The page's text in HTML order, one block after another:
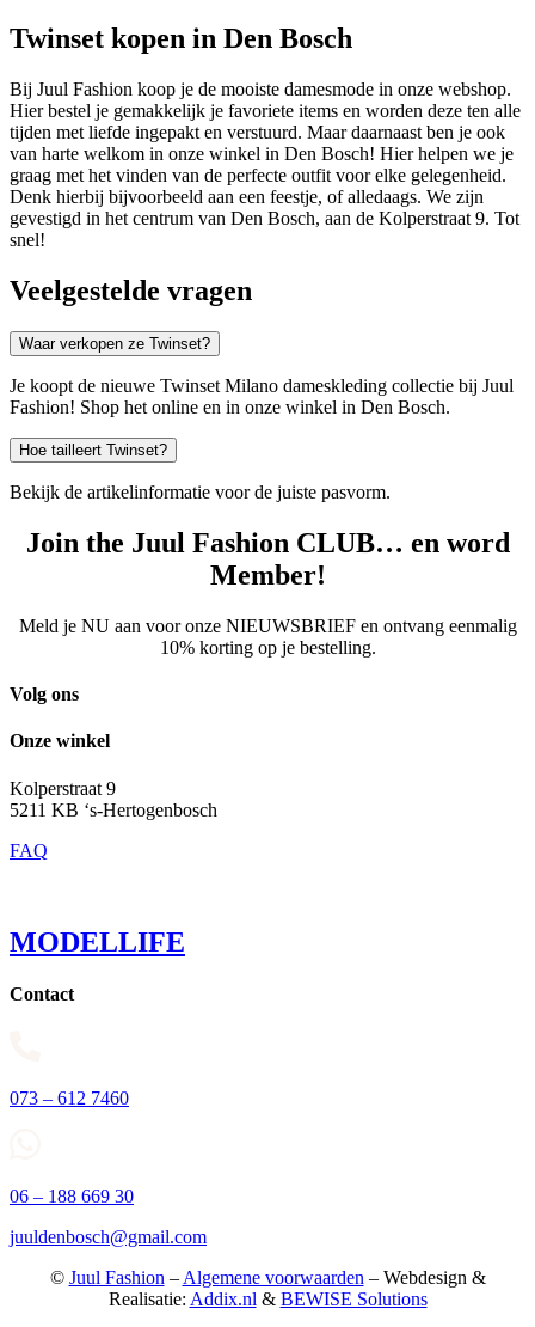
Twinset kopen in Den Bosch
Bij Juul Fashion koop je de mooiste damesmode in onze webshop.
Hier bestel je gemakkelijk je favoriete items en worden deze ten alle
tijden met liefde ingepakt en verstuurd. Maar daarnaast ben je ook
van harte welkom in onze winkel in Den Bosch! Hier helpen we je
graag met het vinden van de perfecte outfit voor elke gelegenheid.
Denk hierbij bijvoorbeeld aan een feestje, of alledaags. We zijn
gevestigd in het centrum van Den Bosch, aan de Kolperstraat 9. Tot
snel!
Veelgestelde vragen
Waar verkopen ze Twinset?
Je koopt de nieuwe Twinset Milano dameskleding collectie bij Juul
Fashion! Shop het online en in onze winkel in Den Bosch.
Hoe tailleert Twinset?
Bekijk de artikelinformatie voor de juiste pasvorm.
Join the Juul Fashion CLUB… en word
Member!
Meld je NU aan voor onze NIEUWSBRIEF en ontvang eenmalig
10% korting op je bestelling.
Volg ons
Onze winkel
Kolperstraat 9
5211 KB ‘s-Hertogenbosch
FAQ
MODELLIFE
Contact
073 – 612 7460
06 – 188 669 30
juuldenbosch@gmail.com
© Juul Fashion – Algemene voorwaarden – Webdesign &
Realisatie: Addix.nl & BEWISE Solutions